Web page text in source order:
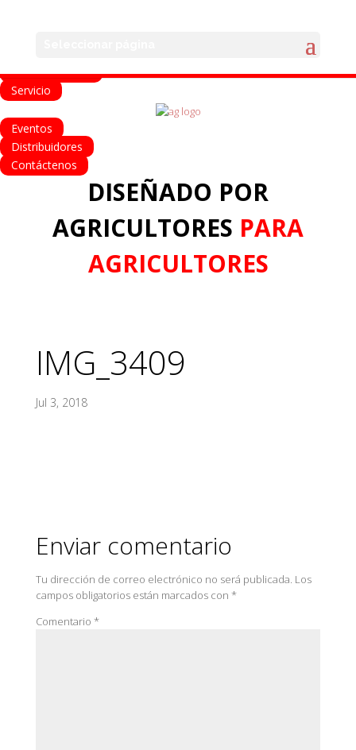
Sobre nosotros
Servicio
Eventos
Distribuidores
Contáctenos
DISEÑADO POR
AGRICULTORES PARA
AGRICULTORES
IMG_3409
Jul 3, 2018
Enviar comentario
Tu dirección de correo electrónico no será publicada. Los
campos obligatorios están marcados con *
Comentario *